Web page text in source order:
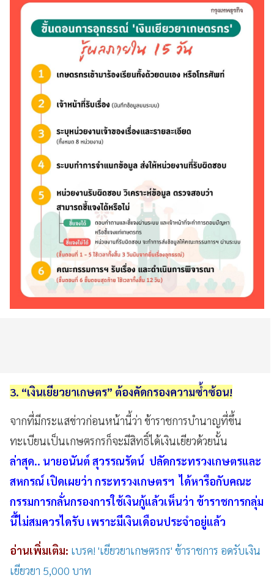
3. “เงินเยียวยาเกษตร” ต้องคัดกรองความซ้ำซ้อน!
จากที่มีกระแสข่าวก่อนหน้านี้ว่า ข้าราชการบำนาญที่ขึ้น
ทะเบียนเป็นเกษตรกรก็จะมีสิทธิ์ได้เงินเยียวด้วยนั้น
ล่าสุด.. นายอนันต์ สุวรรณรัตน์ ปลัดกระทรวงเกษตรและ
สหกรณ์ เปิดเผยว่า กระทรวงเกษตรฯ ได้หารือกับคณะ
กรรมการกลั่นกรองการใช้เงินกู้แล้วเห็นว่า ข้าราชการกลุ่ม
นี้ไม่สมควรไดรับ เพราะมีเงินเดือนประจำอยู่แล้ว
อ่านเพิ่มเติม: เบรค! 'เยียวยาเกษตรกร' ข้าราชการ อดรับเงิน
เยียวยา 5,000 บาท